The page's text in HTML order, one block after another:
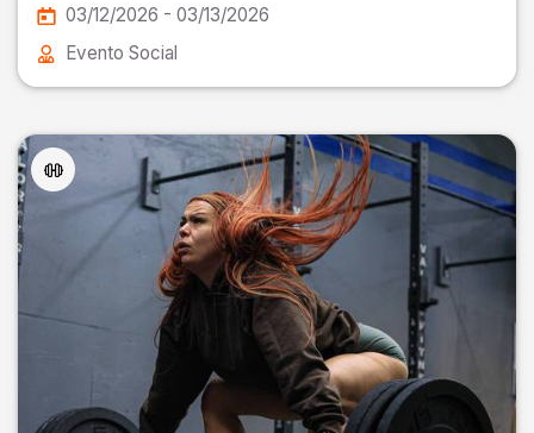
03/12/2026 - 03/13/2026
Evento Social